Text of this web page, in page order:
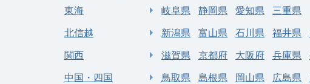
東海
岐阜県 静岡県 愛知県
三重県
北信越
新潟県 富山県 石川県 福井県
関西
滋賀県 京都府 大阪府 兵庫県
中国・四国
鳥取県 島根県 岡山県 広島県